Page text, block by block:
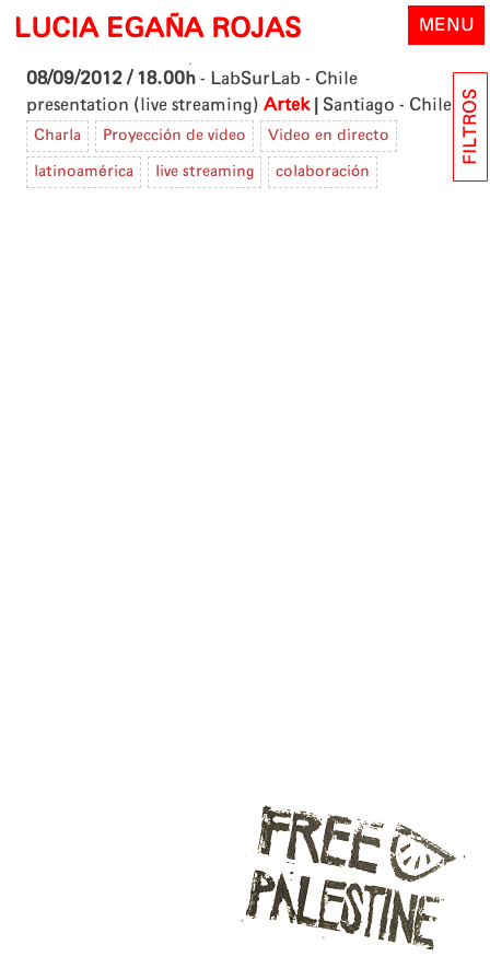
Skip
content
LUCIA EGAÑA ROJAS MENU
08/09/2012 / 18.00h - LabSurLab - Chile
presentation (live streaming) Artek Santiago - Chile
Charla Proyección de video Video en directo
latinoamérica live streaming colaboración
FILTROS